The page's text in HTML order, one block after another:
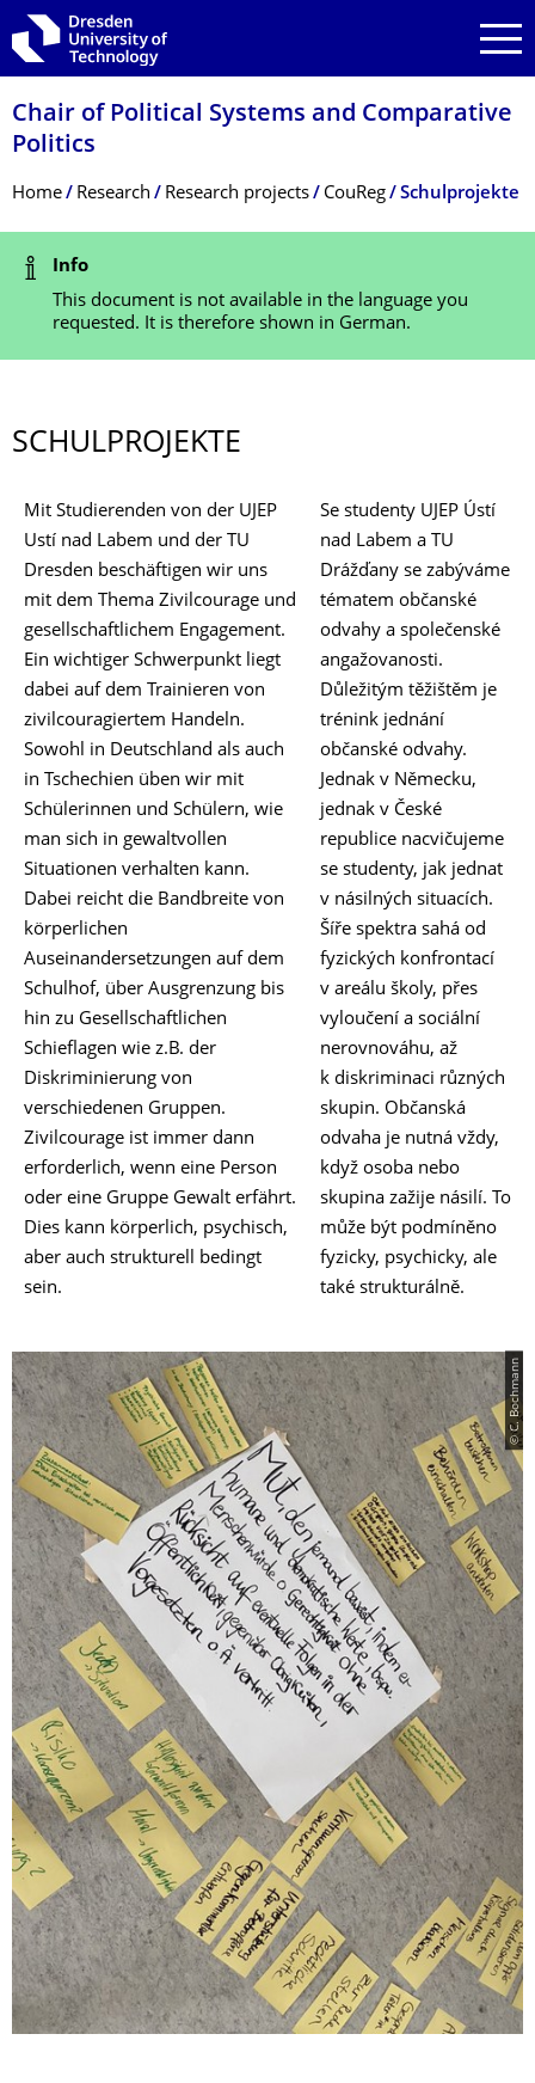
Skip to main navigation
Skip to search
Skip to content
Chair of Political Systems and Comparative
Politics
Breadcrumb Menu
Home Research Research projects CouReg Schulprojekte
Status Message
Info
This document is not available in the language you
requested. It is therefore shown in German.
SCHULPROJEKTE
Mit Studierenden von der UJEP
Ustí nad Labem und der TU
Dresden beschäftigen wir uns
mit dem Thema Zivilcourage und
gesellschaftlichem Engagement.
Ein wichtiger Schwerpunkt liegt
dabei auf dem Trainieren von
zivilcouragiertem Handeln.
Sowohl in Deutschland als auch
in Tschechien üben wir mit
Schülerinnen und Schülern, wie
man sich in gewaltvollen
Situationen verhalten kann.
Dabei reicht die Bandbreite von
körperlichen
Auseinandersetzungen auf dem
Schulhof, über Ausgrenzung bis
hin zu Gesellschaftlichen
Schieflagen wie z.B. der
Diskriminierung von
verschiedenen Gruppen.
Zivilcourage ist immer dann
erforderlich, wenn eine Person
oder eine Gruppe Gewalt erfährt.
Dies kann körperlich, psychisch,
aber auch strukturell bedingt
sein.
Se studenty UJEP Ústí
nad Labem a TU
Drážďany se zabýváme
tématem občanské
odvahy a společenské
angažovanosti.
Důležitým těžištěm je
trénink jednání
občanské odvahy.
Jednak v Německu,
jednak v České
republice nacvičujeme
se studenty, jak jednat
v násilných situacích.
Šíře spektra sahá od
fyzických konfrontací
v areálu školy, přes
vyloučení a sociální
nerovnováhu, až
k diskriminaci různých
skupin. Občanská
odvaha je nutná vždy,
když osoba nebo
skupina zažije násilí. To
může být podmíněno
fyzicky, psychicky, ale
také strukturálně.
© C. Bochmann